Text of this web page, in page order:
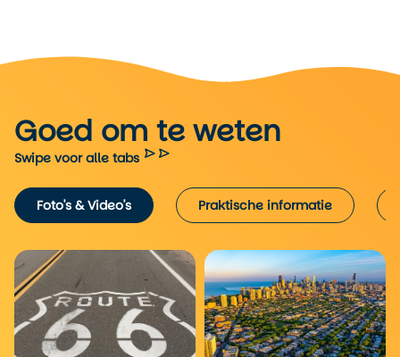
Goed om te weten
Swipe voor alle tabs
Foto's & Video's Praktische informatie